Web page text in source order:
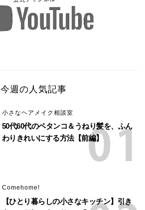
今週の人気記事
小さなヘアメイク相談室
50代60代のペタンコ＆うねり髪を、ふん
わりきれいにする方法【前編】
Comehome!
【ひとり暮らしの小さなキッチン】引き